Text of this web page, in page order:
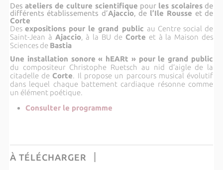
Des ateliers de culture scientifique pour les scolaires de
différents établissements d’Ajaccio, de l’Ile Rousse et de
Corte
Desexpositions pour le grand public au Centre social de
Saint-Jean à Ajaccio, à la BU de Corte et à la Maison des
Sciences de Bastia
Une installation sonore « hEARt » pour le grand public
du compositeur Christophe Ruetsch au nid d’aigle de la
citadelle de Corte. Il propose un parcours musical évolutif
dans lequel chaque battement cardiaque résonne comme
un élément poétique.
Consulter le programme
À TÉLÉCHARGER